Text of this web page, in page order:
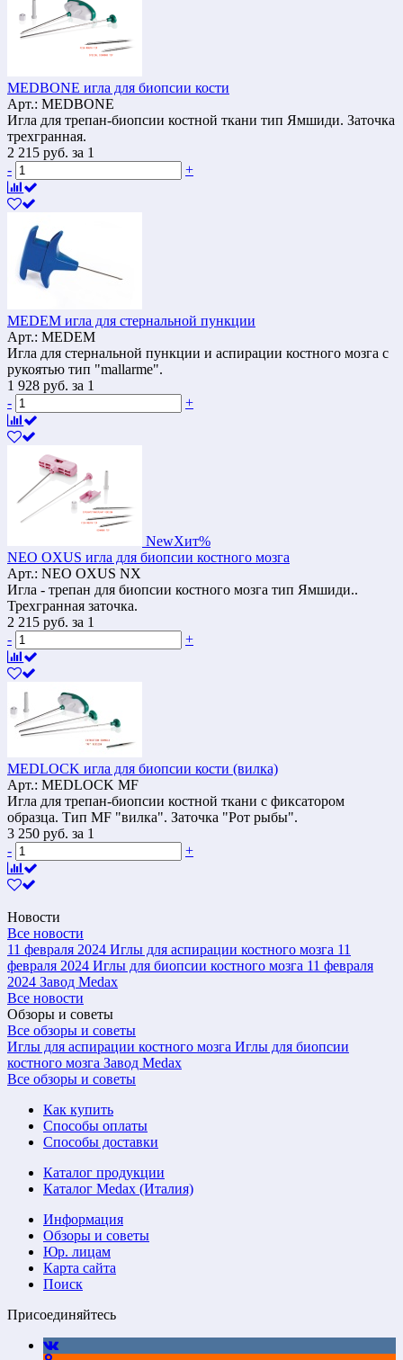
MEDBONE игла для биопсии кости
Арт.: MEDBONE
Игла для трепан-биопсии костной ткани тип Ямшиди. Заточка
трехгранная.
2 215 руб. за 1
-
+
MEDEM игла для стернальной пункции
Арт.: MEDEM
Игла для стернальной пункции и аспирации костного мозга с
рукоятью тип "mallarme".
1 928 руб. за 1
-
+
NewХит%
NEO OXUS игла для биопсии костного мозга
Арт.: NEO OXUS NX
Игла - трепан для биопсии костного мозга тип Ямшиди..
Трехгранная заточка.
2 215 руб. за 1
-
+
MEDLOCK игла для биопсии кости (вилка)
Арт.: MEDLOCK MF
Игла для трепан-биопсии костной ткани с фиксатором
образца. Тип MF "вилка". Заточка "Рот рыбы".
3 250 руб. за 1
-
+
Новости
Все новости
11 февраля 2024 Иглы для аспирации костного мозга 11
февраля 2024 Иглы для биопсии костного мозга 11 февраля
2024 Завод Medax
Все новости
Обзоры и советы
Все обзоры и советы
Иглы для аспирации костного мозга Иглы для биопсии
костного мозга Завод Medax
Все обзоры и советы
Как купить
Способы оплаты
Способы доставки
Каталог продукции
Каталог Medax (Италия)
Информация
Обзоры и советы
Юр. лицам
Карта сайта
Поиск
Присоединяйтесь